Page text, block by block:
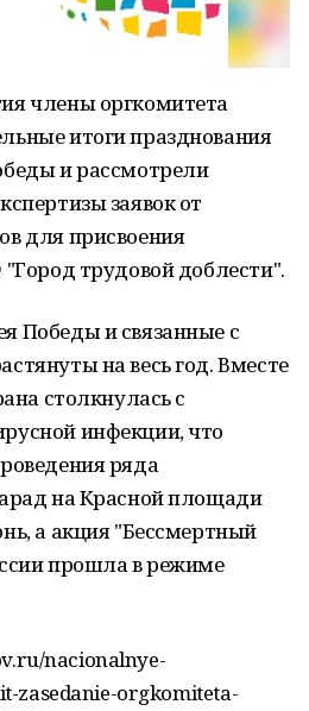
члены оргкомитета
итоги празднования
и рассмотрели
заявок от
для присвоения
трудовой доблести".
Победы и связанные с
на весь год. Вместе
столкнулась с
инфекции, что
ряда
на Красной площади
а акция "Бессмертный
прошла в режиме
nacionalnye-
zasedanie-orgkomiteta-